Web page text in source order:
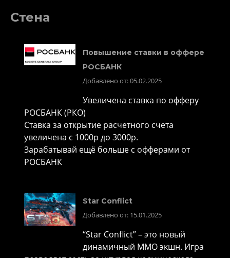
Стена
Повышение ставки в оффере
РОСБАНК
Добавлено от: 05.02.2025
Увеличена ставка по офферу
РОСБАНК (РКО)
Ставка за открытие расчетного счета
увеличена с 1000р до 3000р.
Зарабатывай ещё больше с офферами от
РОСБАНК
Star Conflict
Добавлено от: 15.01.2025
“Star Conflict” – это новый
динамичный MMO экшн. Игра